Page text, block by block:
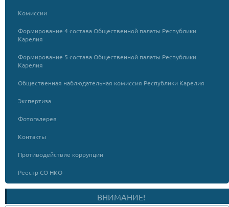
Комиссии
Формирование 4 состава Общественной палаты Республики
Карелия
Формирование 5 состава Общественной палаты Республики
Карелия
Общественная наблюдательная комиссия Республики Карелия
Экспертиза
Фотогалерея
Контакты
Противодействие коррупции
Реестр СО НКО
ВНИМАНИЕ!